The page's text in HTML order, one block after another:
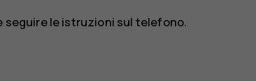
le istruzioni sul telefono.